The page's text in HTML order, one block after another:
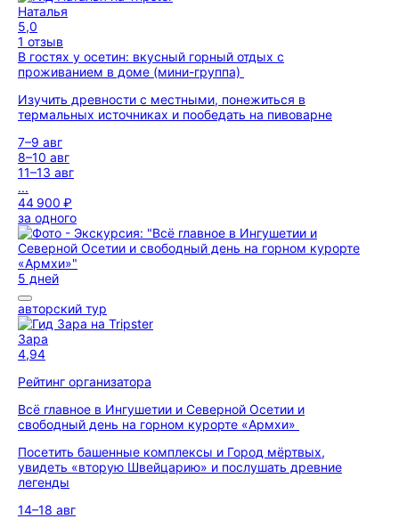
Наталья
5,0
1 отзыв
В гостях у осетин: вкусный горный отдых с
проживанием в доме (мини-группа)
Изучить древности с местными, понежиться в
термальных источниках и пообедать на пивоварне
7–9 авг
8–10 авг
11–13 авг
...
44 900 ₽
за одного
5 дней
авторский тур
Зара
4,94
Рейтинг организатора
Всё главное в Ингушетии и Северной Осетии и
свободный день на горном курорте «Армхи»
Посетить башенные комплексы и Город мёртвых,
увидеть «вторую Швейцарию» и послушать древние
легенды
14–18 авг